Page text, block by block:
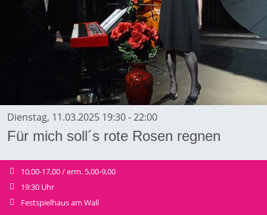
Dienstag, 11.03.2025 19:30 - 22:00
Für mich soll´s rote Rosen regnen
10,00-17,00 / erm. 5,00-9,00
19:30 Uhr
Festspielhaus am Wall